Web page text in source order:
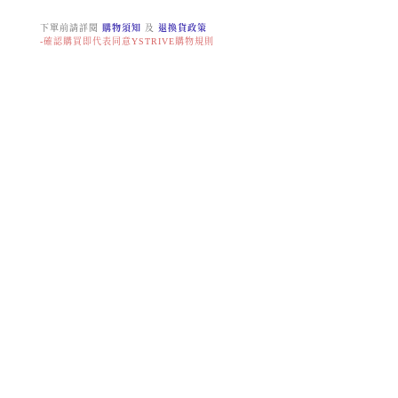
下單前請詳閱 購物須知 及 退換貨政策
-確認購買即代表同意YSTRIVE購物規則